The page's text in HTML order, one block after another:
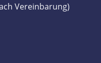
Vereinbarung)